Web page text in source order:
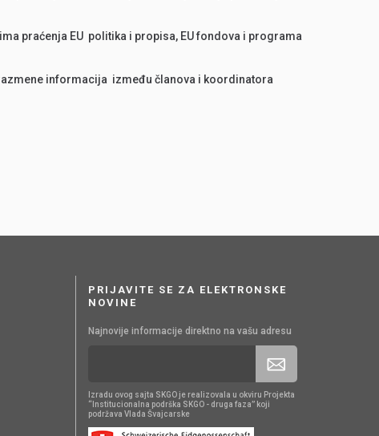
praćenja EU politika i propisa, EU fondova i programa
informacija između članova i koordinatora
PRIJAVITE SE ZA ELEKTRONSKE
NOVINE
Najnovije informacije direktno na vašu adresu
Izradu ovog sajta SKGO je realizovala u okviru Projekta
“Institucionalna podrška SKGO - druga faza” koji
podržava Vlada Švajcarske